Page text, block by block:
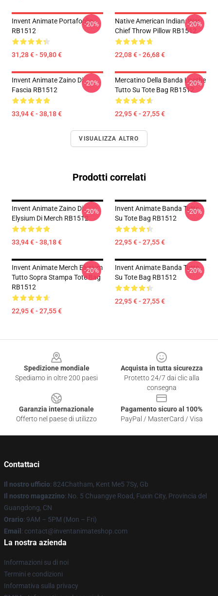
Invent Animate Portafoglio
RB1512
31,28 € - 59,80 €
-20%
Native American Indian: War
Chief Throw Pillow RB1512
22,08 € - 26,68 €
-20%
Invent Animate Zaino Di
Fascia RB1512
33,94 € - 38,18 €
-20%
Mercatino Della Banda Loathe
Tutto Su Tote Bag RB1512
22,95 € - 27,55 €
-20%
VISUALIZZA ALTRO
Prodotti correlati
Invent Animate Zaino Di
Elysium Di Merch RB1512
33,94 € - 38,18 €
-20%
Invent Animate Banda Tutto
Su Tote Bag RB1512
22,95 € - 27,55 €
-20%
Invent Animate Merch Elysium
Tutto Sopra Stampa Tote Bag
RB1512
22,95 € - 27,55 €
-20%
Invent Animate Banda Tutto
Su Tote Bag RB1512
22,95 € - 27,55 €
-20%
Spedizione mondiale
Spediamo in oltre 200 paesi
Acquista in tutta sicurezza
Protetto 24/7 dai clic alla
consegna
Garanzia internazionale
Offerto nel paese di utilizzo
Pagamento sicuro al 100%
PayPal / MasterCard / Visa
Contattaci
Il nostro ufficio: 824Chatham, Kent Me5 7Sy, Gb
Il nostro magazzino: No. 5 Chuangye Road, Fuxin City, Provincia del
Guangdong, CN
Orario: 9AM – 5PM (Mon – Fri)
Email : contact@inventanimateshop.com
La nostra azienda
Informazioni su di noi
Termini e condizioni
Informativa sulla privacy